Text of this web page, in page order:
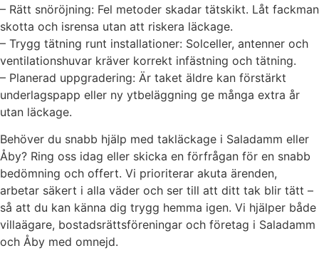
– Rätt snöröjning: Fel metoder skadar tätskikt. Låt fackman
skotta och isrensa utan att riskera läckage.
– Trygg tätning runt installationer: Solceller, antenner och
ventilationshuvar kräver korrekt infästning och tätning.
– Planerad uppgradering: Är taket äldre kan förstärkt
underlagspapp eller ny ytbeläggning ge många extra år
utan läckage.
Behöver du snabb hjälp med takläckage i Saladamm eller
Åby? Ring oss idag eller skicka en förfrågan för en snabb
bedömning och offert. Vi prioriterar akuta ärenden,
arbetar säkert i alla väder och ser till att ditt tak blir tätt –
så att du kan känna dig trygg hemma igen. Vi hjälper både
villaägare, bostadsrättsföreningar och företag i Saladamm
och Åby med omnejd.